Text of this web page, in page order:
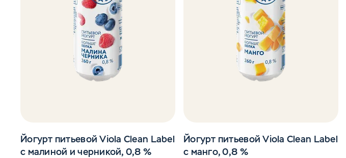
Йогурт питьевой Viola Clean Label
с малиной и черникой, 0,8 %
Йогурт питьевой Viola Clean Label
с манго, 0,8 %